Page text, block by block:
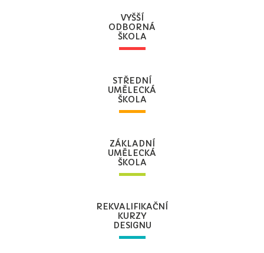
VYŠŠÍ
ODBORNÁ
ŠKOLA
STŘEDNÍ
UMĚLECKÁ
ŠKOLA
ZÁKLADNÍ
UMĚLECKÁ
ŠKOLA
REKVALIFIKAČNÍ
KURZY
DESIGNU